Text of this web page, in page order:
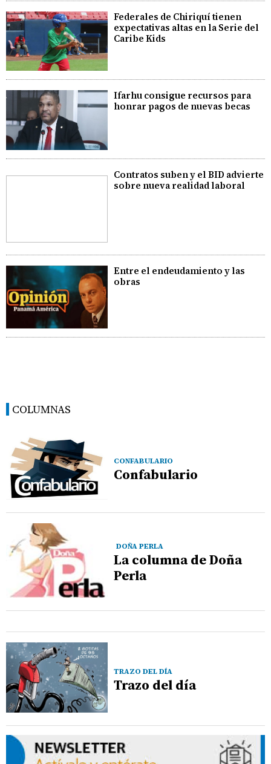
Federales de Chiriquí tienen
expectativas altas en la Serie del
Caribe Kids
Ifarhu consigue recursos para
honrar pagos de nuevas becas
Contratos suben y el BID advierte
sobre nueva realidad laboral
Entre el endeudamiento y las
obras
COLUMNAS
CONFABULARIO
Confabulario
DOÑA PERLA
La columna de Doña
Perla
TRAZO DEL DÍA
Trazo del día